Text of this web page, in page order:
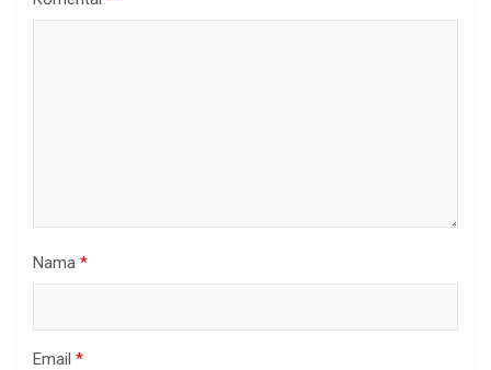
Nama *
Email *